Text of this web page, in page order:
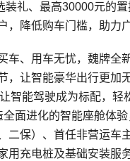
礼、最高30000元的
降低购车门槛，助力
车、用车无忧，魏牌全
，让智能豪华出行更加
智能驾驶成为标配，轻
面进化的智能座舱体
二保）、首任非营运车
充电桩及基础安装服